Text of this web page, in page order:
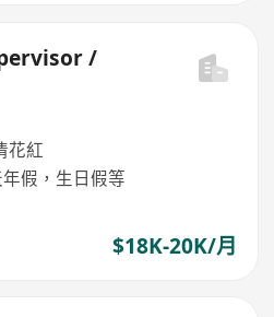
/
花紅
假，生日假等
$18K-20K/月